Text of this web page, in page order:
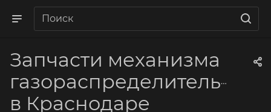
Запчасти механизма
газораспределительного
в Краснодаре